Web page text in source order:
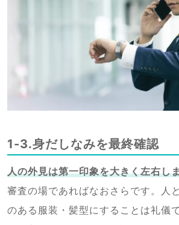
1-3.身だしなみを最終確認
人の外見は第一印象を大きく左右し
審査の場であればなおさらです。人
のある服装・髪型にすることは礼儀